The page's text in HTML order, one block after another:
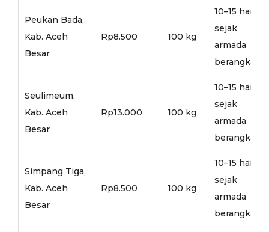
Peukan Bada,
Kab. Aceh
Besar
Rp8.500 100 kg
10–15 hari
sejak
armada
berangkat
Seulimeum,
Kab. Aceh
Besar
Rp13.000 100 kg
10–15 hari
sejak
armada
berangkat
Simpang Tiga,
Kab. Aceh
Besar
Rp8.500 100 kg
10–15 hari
sejak
armada
berangkat